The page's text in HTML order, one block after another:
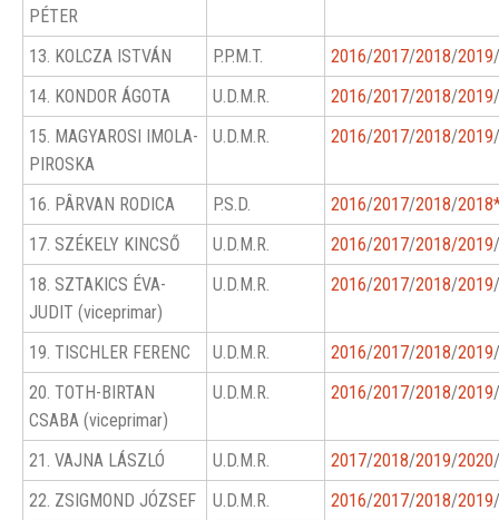
PÉTER
13. KOLCZA ISTVÁN P.P.M.T. 2016/2017/2018/2019/
14. KONDOR ÁGOTA
U.D.M.R. 2016/2017/2018/2019/
15. MAGYAROSI IMOLA-
PIROSKA
U.D.M.R. 2016/2017/2018/2019/
16. PÂRVAN RODICA P.S.D. 2016/2017/2018/
17. SZÉKELY KINCSŐ
U.D.M.R. 2016/2017/2018/2019/
18. SZTAKICS ÉVA-
JUDIT (viceprimar)
U.D.M.R. 2016/2017/2018/2019/
19. TISCHLER FERENC U.D.M.R. 2016/2017/2018/2019/
20. TOTH-BIRTAN
CSABA (viceprimar)
U.D.M.R. 2016/2017/2018/2019/
21. VAJNA LÁSZLÓ U.D.M.R. 2017/2018/2019/2020/
22. ZSIGMOND JÓZSEF
U.D.M.R. 2016/2017/2018/2019/